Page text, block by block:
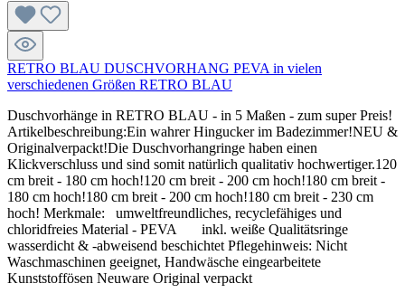
RETRO BLAU DUSCHVORHANG PEVA in vielen
verschiedenen Größen RETRO BLAU
Duschvorhänge in RETRO BLAU - in 5 Maßen - zum super Preis!
Artikelbeschreibung:Ein wahrer Hingucker im Badezimmer!NEU &
Originalverpackt!Die Duschvorhangringe haben einen
Klickverschluss und sind somit natürlich qualitativ hochwertiger.120
cm breit - 180 cm hoch!120 cm breit - 200 cm hoch!180 cm breit -
180 cm hoch!180 cm breit - 200 cm hoch!180 cm breit - 230 cm
hoch! Merkmale: umweltfreundliches, recyclefähiges und
chloridfreies Material - PEVA inkl. weiße Qualitätsringe
wasserdicht & -abweisend beschichtet Pflegehinweis: Nicht
Waschmaschinen geeignet, Handwäsche eingearbeitete
Kunststoffösen Neuware Original verpackt